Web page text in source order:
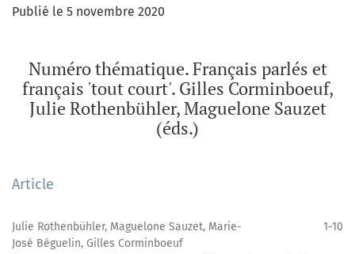
Publié le 5 novembre 2020
Numéro thématique. Français parlés et
français 'tout court'. Gilles Corminboeuf,
Julie Rothenbühler, Maguelone Sauzet
(éds.)
Article
Julie Rothenbühler, Maguelone Sauzet, Marie-
José Béguelin, Gilles Corminboeuf
1-10